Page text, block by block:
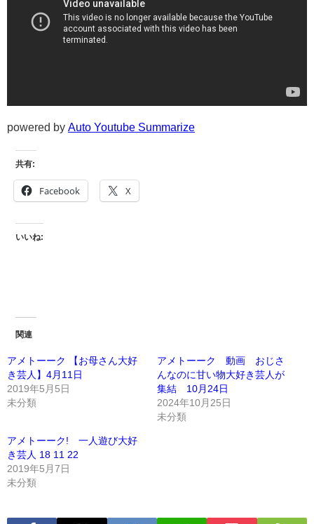
powered by Auto Youtube Summarize
共有:
Facebook X
いいね:
関連
アメトーーク 【お母さん大好
き芸人】4月11日
2019年5月5日
未分類
アメトーーク 動画 おじさ
んなのに甘い物大好き芸人が
集結 10月24日
2024年10月25日
未分類
アメトーーク! 一人遊び大好
き芸人 18 11 22
2019年5月7日
未分類